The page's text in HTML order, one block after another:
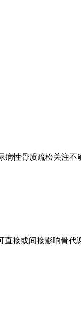
性骨质疏松关注不
接或间接影响骨代